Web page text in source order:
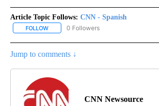
Article Topic Follows: CNN - Spanish
FOLLOW FOLLOW "CNN - SPANISH" TO
0 Followers
Jump to comments ↓
CNN Newsource